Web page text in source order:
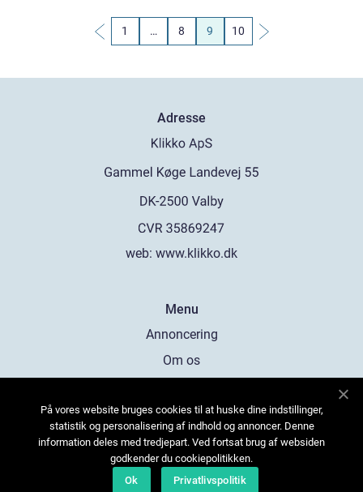
1 … 8 9 10
Adresse
web: www.klikko.dk
Menu
Annoncering
Om os
Kontakt os
Sitemap
På vores website bruges cookies til at huske dine indstillinger,
statistik og personalisering af indhold og annoncer. Denne
information deles med tredjepart. Ved fortsat brug af websiden
godkender du cookiepolitikken.
Ok
Privatlivspolitik